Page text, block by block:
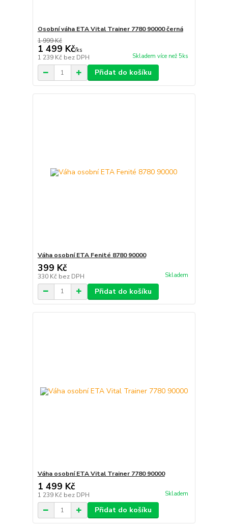
Osobní váha ETA Vital Trainer 7780 90000 černá
1 999 Kč
1 499 Kč/ks
1 239 Kč bez DPH Skladem více než 5ks
Přidat do košíku
Váha osobní ETA Fenité 8780 90000
399 Kč
330 Kč bez DPH Skladem
Přidat do košíku
Váha osobní ETA Vital Trainer 7780 90000
1 499 Kč
1 239 Kč bez DPH Skladem
Přidat do košíku